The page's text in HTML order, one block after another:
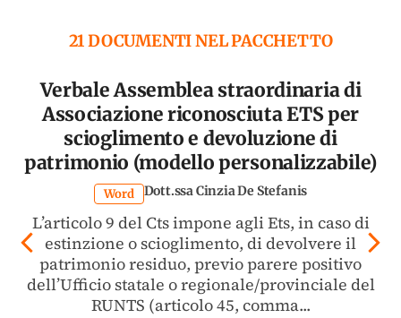
21 DOCUMENTI NEL PACCHETTO
Verbale Assemblea straordinaria di
Associazione riconosciuta ETS per
scioglimento e devoluzione di
patrimonio (modello personalizzabile)
Word Dott.ssa Cinzia De Stefanis
L’articolo 9 del Cts impone agli Ets, in caso di
estinzione o scioglimento, di devolvere il
patrimonio residuo, previo parere positivo
dell’Ufficio statale o regionale/provinciale del
RUNTS (articolo 45, comma...